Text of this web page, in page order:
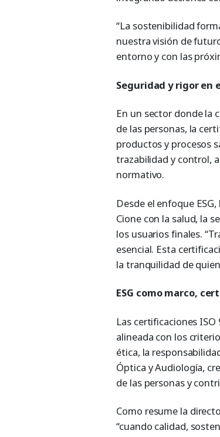
“La sostenibilidad
nuestra visión de
entorno y con las
Seguridad y rigor en
En un sector donde la
de las personas, la
productos y procesos
trazabilidad y control,
normativo.
Desde el enfoque
Cione con la salud, la
los usuarios finales.
esencial. Esta
la tranquilidad de
ESG como marco,
Las certificaciones
alineada con los
ética, la
Óptica y Audiología,
de las personas y
Como resume la
“cuando calidad,